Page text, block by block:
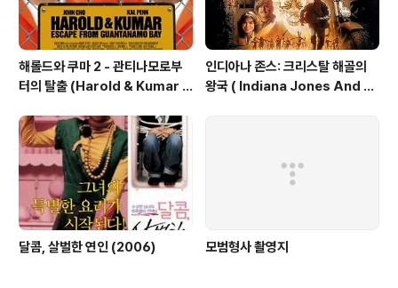
해롤드와 쿠마 2 - 관티나모로부
터의 탈출 (Harold & Kumar E
Bay, 2008)
인디아나 존스: 크리스탈 해골의
왕국 ( Indiana Jones And T
달콤, 살벌한 연인 (2006) 모범형사 촬영지